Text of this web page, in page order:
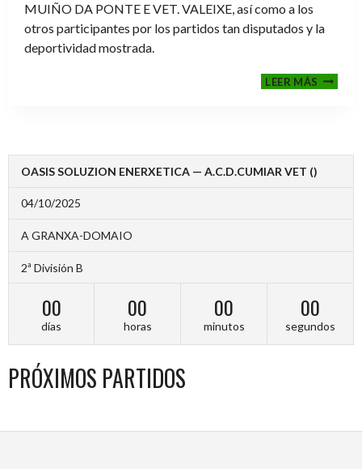
MUIÑO DA PONTE E VET. VALEIXE, así como a los
otros participantes por los partidos tan disputados y la
deportividad mostrada.
LEER MÁS
2024-
OASIS SOLUZION ENERXETICA — A.C.D.CUMIAR VET ()
04/10/2025
A GRANXA-DOMAIO
2ª División B
00
días
00
horas
00
minutos
00
segundos
PRÓXIMOS PARTIDOS